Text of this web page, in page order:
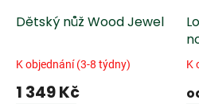
dDětský nůž Wood Jewel
K objednání (3-8 týdny)
1 349 Kč
K